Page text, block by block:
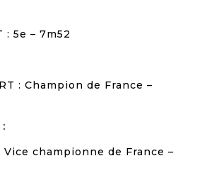
: 5e – 7m52
: Champion de France –
Vice championne de France –